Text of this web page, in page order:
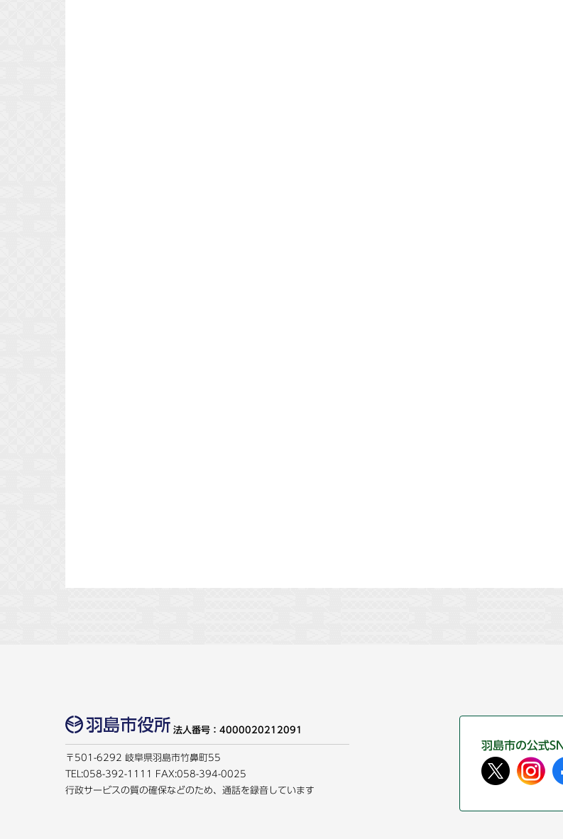
法人番号：4000020212091
〒501-6292 岐阜県羽島市竹鼻町55
TEL:058-392-1111
FAX:058-394-0025
行政サービスの質の確保などのため、通話を録音しています
羽島市の公式